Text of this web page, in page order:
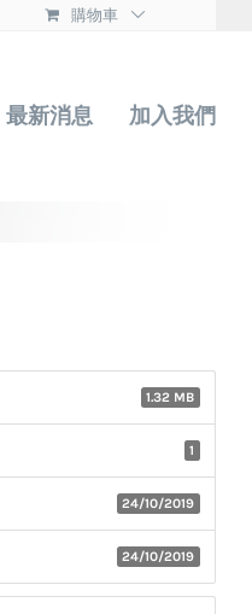
購物車
最新消息 加入我們
1.32 MB
1
24/10/2019
24/10/2019